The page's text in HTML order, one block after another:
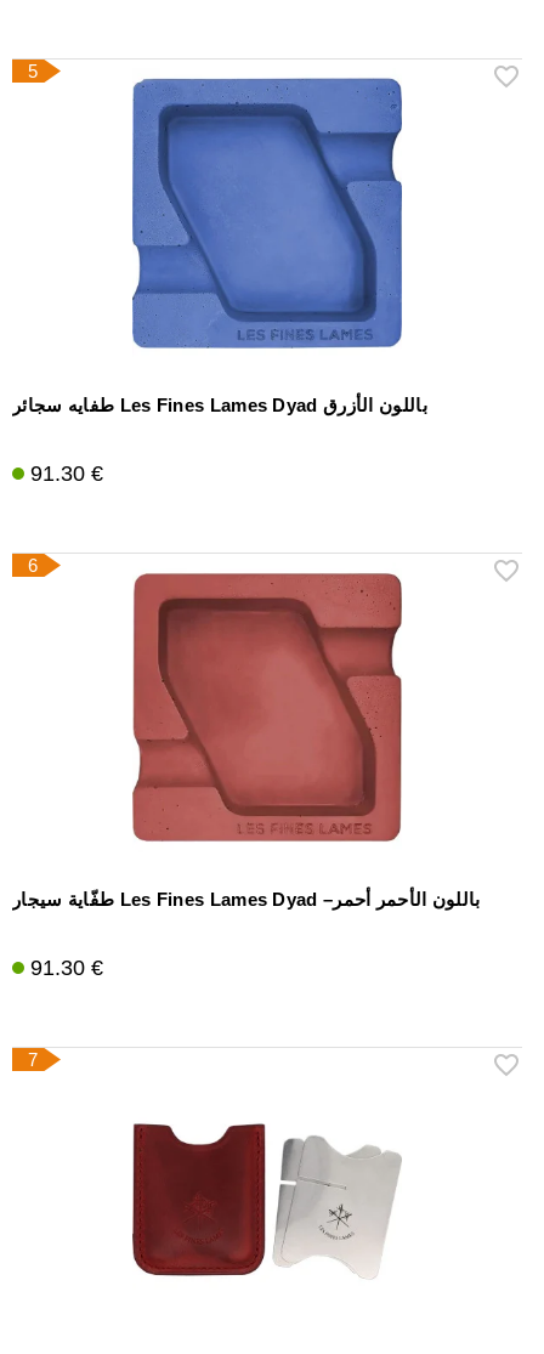
5
طفايه سجائر Les Fines Lames Dyad باللون الأزرق
91.30 €
6
طفّاية سيجار Les Fines Lames Dyad –باللون الأحمر أحمر
91.30 €
7